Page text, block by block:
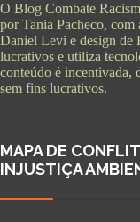
O Blog Combate
por Tania Pacheco,
Daniel Levi e design de
lucrativos e utiliza
conteúdo é incentivada,
sem fins lucrativos.
MAPA DE
INJUSTIÇA